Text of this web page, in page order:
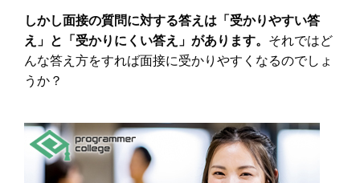
しかし面接の質問に対する答えは「受かりやすい答
え」と「受かりにくい答え」があります。 それではど
んな答え方をすれば面接に受かりやすくなるのでしょ
うか？